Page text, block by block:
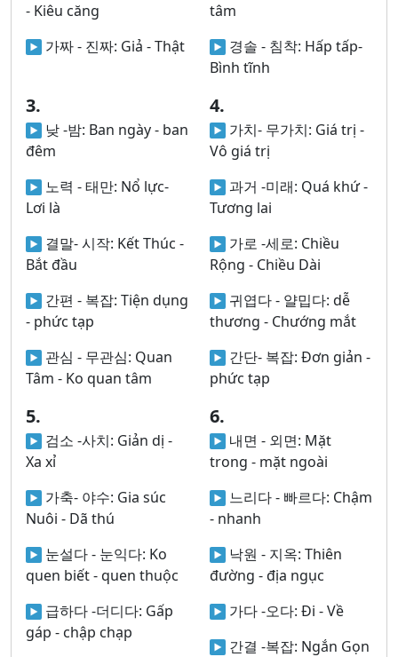
- Kiêu căng
가짜 - 진짜: Giả - Thật
tâm
경솔 - 침착: Hấp tấp-
Bình tĩnh
3.
낮 -밤: Ban ngày - ban
đêm
노력 - 태만: Nổ lực-
Lơi là
결말- 시작: Kết Thúc -
Bắt đầu
간편 - 복잡: Tiện dụng
- phức tạp
관심 - 무관심: Quan
Tâm - Ko quan tâm
4.
가치- 무가치: Giá trị -
Vô giá trị
과거 -미래: Quá khứ -
Tương lai
가로 -세로: Chiều
Rộng - Chiều Dài
귀엽다 - 얄밉다: dễ
thương - Chướng mắt
간단- 복잡: Đơn giản -
phức tạp
5.
검소 -사치: Giản dị -
Xa xỉ
가축- 야수: Gia súc
Nuôi - Dã thú
눈설다 - 눈익다: Ko
quen biết - quen thuộc
급하다 -더디다: Gấp
gáp - chập chạp
6.
내면 - 외면: Mặt
trong - mặt ngoài
느리다 - 빠르다: Chậm
- nhanh
낙원 - 지옥: Thiên
đường - địa ngục
가다 -오다: Đi - Về
간결 -복잡: Ngắn Gọn